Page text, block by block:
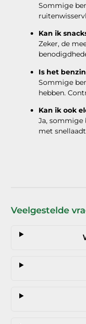
Sommige
Kan ik
Zeker, de
Is het
Sommige
hebben.
Kan ik ook
Ja, sommige
met
Veelgestelde